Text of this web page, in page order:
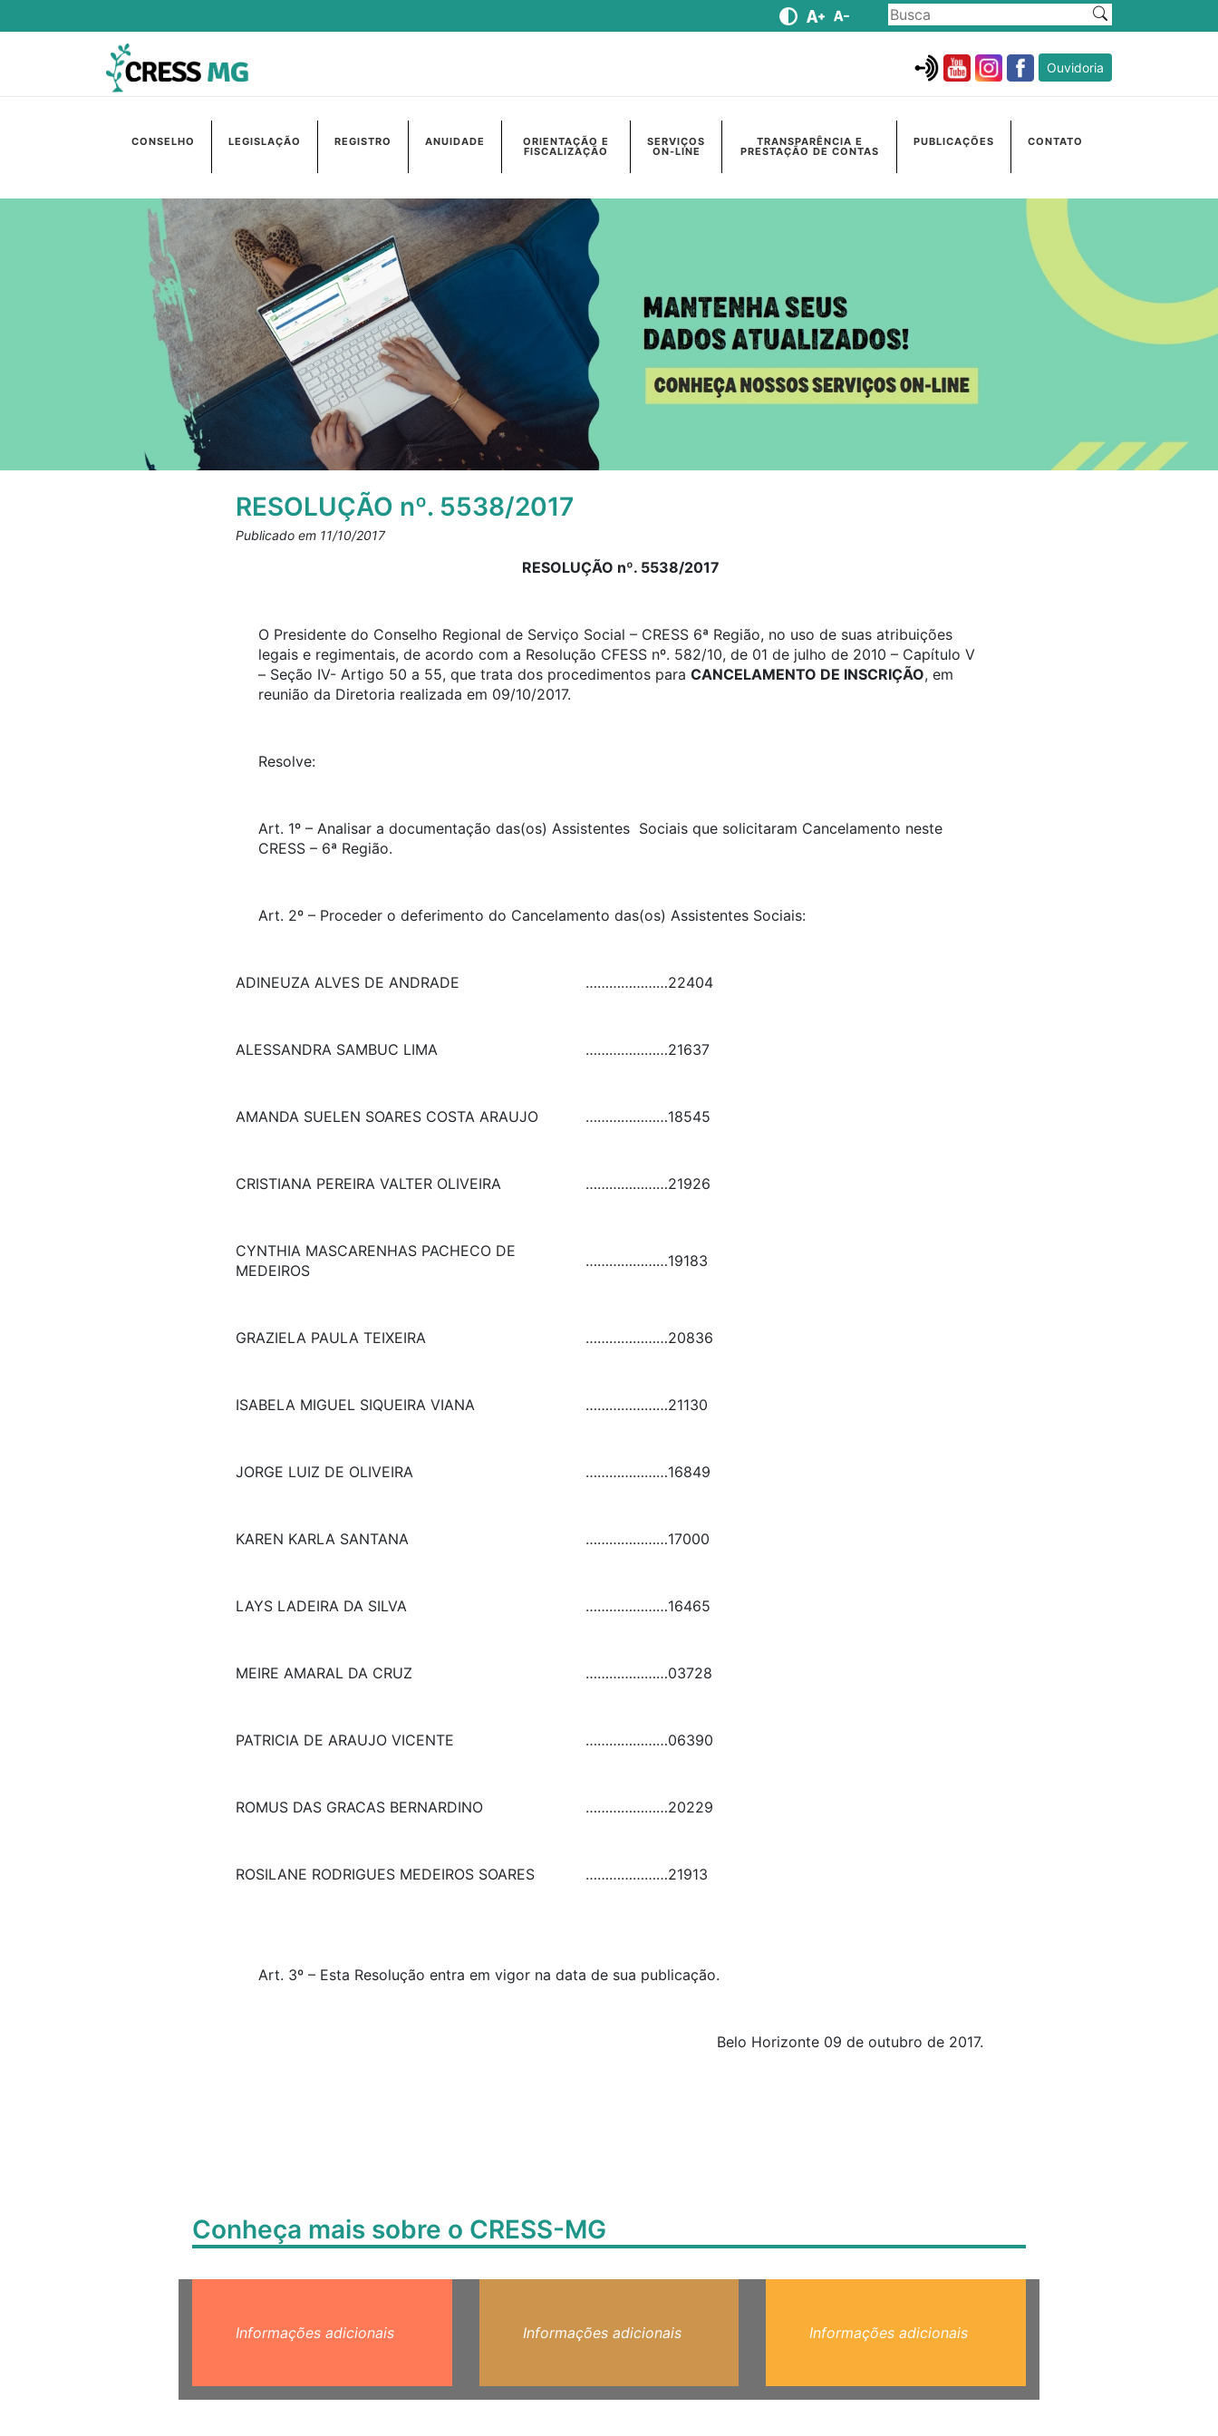
Ouvidoria
CONSELHO LEGISLAÇÃO REGISTRO ANUIDADE ORIENTAÇÃO E
FISCALIZAÇÃO
SERVIÇOS
ON-LINE
TRANSPARÊNCIA E
PRESTAÇÃO DE CONTAS
PUBLICAÇÕES CONTATO
RESOLUÇÃO nº. 5538/2017
Publicado em 11/10/2017
RESOLUÇÃO nº. 5538/2017
O Presidente do Conselho Regional de Serviço Social – CRESS 6ª Região, no uso de suas atribuições
legais e regimentais, de acordo com a Resolução CFESS nº. 582/10, de 01 de julho de 2010 – Capítulo V
– Seção IV- Artigo 50 a 55, que trata dos procedimentos para CANCELAMENTO DE INSCRIÇÃO, em
reunião da Diretoria realizada em 09/10/2017.
Resolve:
Art. 1º – Analisar a documentação das(os) Assistentes Sociais que solicitaram Cancelamento neste
CRESS – 6ª Região.
Art. 2º – Proceder o deferimento do Cancelamento das(os) Assistentes Sociais:
ADINEUZA ALVES DE ANDRADE …………………22404
ALESSANDRA SAMBUC LIMA …………………21637
AMANDA SUELEN SOARES COSTA ARAUJO …………………18545
CRISTIANA PEREIRA VALTER OLIVEIRA …………………21926
CYNTHIA MASCARENHAS PACHECO DE
MEDEIROS
…………………19183
GRAZIELA PAULA TEIXEIRA …………………20836
ISABELA MIGUEL SIQUEIRA VIANA …………………21130
JORGE LUIZ DE OLIVEIRA …………………16849
KAREN KARLA SANTANA …………………17000
LAYS LADEIRA DA SILVA …………………16465
MEIRE AMARAL DA CRUZ …………………03728
PATRICIA DE ARAUJO VICENTE …………………06390
ROMUS DAS GRACAS BERNARDINO …………………20229
ROSILANE RODRIGUES MEDEIROS SOARES …………………21913
Art. 3º – Esta Resolução entra em vigor na data de sua publicação.
Belo Horizonte 09 de outubro de 2017.
Conheça mais sobre o CRESS-MG
Informações adicionais Informações adicionais Informações adicionais